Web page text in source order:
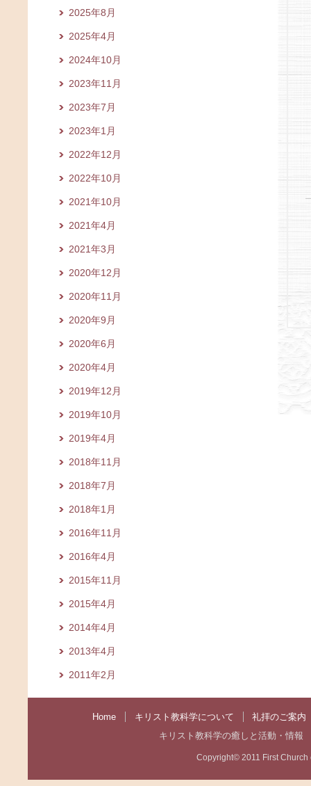
2025年8月
2025年4月
2024年10月
2023年11月
2023年7月
2023年1月
2022年12月
2022年10月
2021年10月
2021年4月
2021年3月
2020年12月
2020年11月
2020年9月
2020年6月
2020年4月
2019年12月
2019年10月
2019年4月
2018年11月
2018年7月
2018年1月
2016年11月
2016年4月
2015年11月
2015年4月
2014年4月
2013年4月
2011年2月
Home キリスト教科学について
礼拝のご案内
キリスト教科学の癒しと活動・情報
Copyright© 2011 First Church